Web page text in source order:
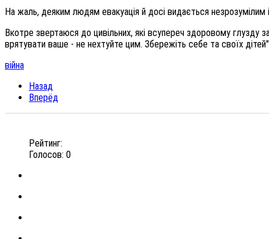
На жаль, деяким людям евакуація й досі видається
Вкотре звертаюся до цивільних, які всупереч здоровому
врятувати ваше - не нехтуйте цим. Збережіть себе та своїх
війна
Назад
Вперёд
Рейтинг:
Голосов: 0